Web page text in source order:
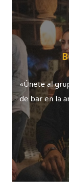
«Únete al
de bar en la